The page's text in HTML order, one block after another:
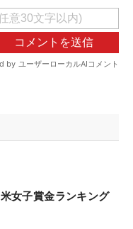
女子賞金ランキング